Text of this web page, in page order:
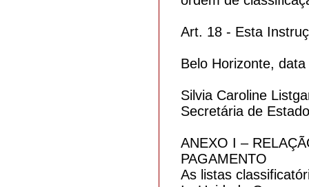
Art. 18 - Esta
Belo Horizonte,
Silvia Caroline
Secretária de
ANEXO I –
PAGAMENTO
As listas